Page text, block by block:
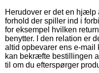
Herudover er det en hjælp
forhold der spiller ind i
for eksempel hvilken
benytter. I den relation er
altid opbevarer ens e-mail
kan bekræfte bestillingen
til om du efterspørger